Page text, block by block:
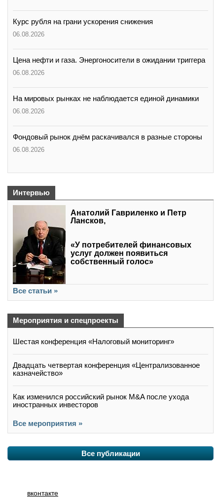
Курс рубля на грани ускорения снижения
06.08.2026
Цена нефти и газа. Энергоносители в ожидании триггера
06.08.2026
На мировых рынках не наблюдается единой динамики
06.08.2026
Фондовый рынок днём раскачивался в разные стороны
06.08.2026
Интервью
Анатолий Гавриленко и Петр
Лансков,
«У потребителей финансовых
услуг должен появиться
собственный голос»
Все статьи »
Мероприятия и спецпроекты
Шестая конференция «Налоговый мониторинг»
Двадцать четвертая конференция «Централизованное
казначейство»
Как изменился российский рынок M&A после ухода
иностранных инвесторов
Все мероприятия »
Все публикации
вконтакте